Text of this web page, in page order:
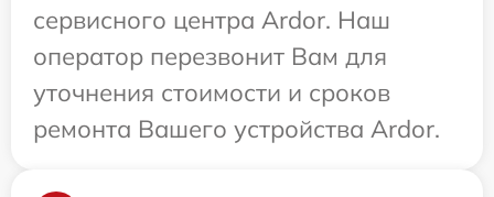
сервисного центра Ardor. Наш
оператор перезвонит Вам для
уточнения стоимости и сроков
ремонта Вашего устройства Ardor.